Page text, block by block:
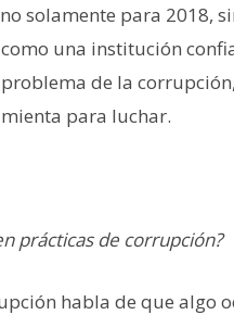
solamente para 2018,
una institución
de la
para luchar.
prácticas de corrupción?
habla de que algo